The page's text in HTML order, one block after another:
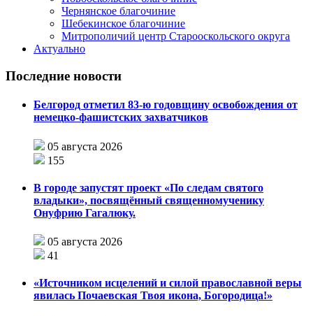
Чернянское благочиние
Шебекинское благочиние
Митрополичий центр Старооскольского округа
Актуально
Последние новости
Белгород отметил 83-ю годовщину освобождения от
немецко-фашистских захватчиков
05 августа 2026
155
В городе запустят проект «По следам святого
владыки», посвящённый священномученику
Онуфрию Гагалюку.
05 августа 2026
41
«Источником исцелений и силой православной веры
явилась Почаевская Твоя икона, Богородица!»